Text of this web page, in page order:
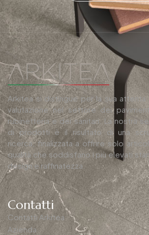
Arkitea si distingue per la sua attenta
valutazione nel settore dei
rubinetteria e dei sanitari. La nostra
di prodotti è il risultato di una
ricerca, finalizzata a offrire solo
qualità che soddisfano i più elevati
design e raffinatezza.
Contatti
Contatti Arkitea
Azienda